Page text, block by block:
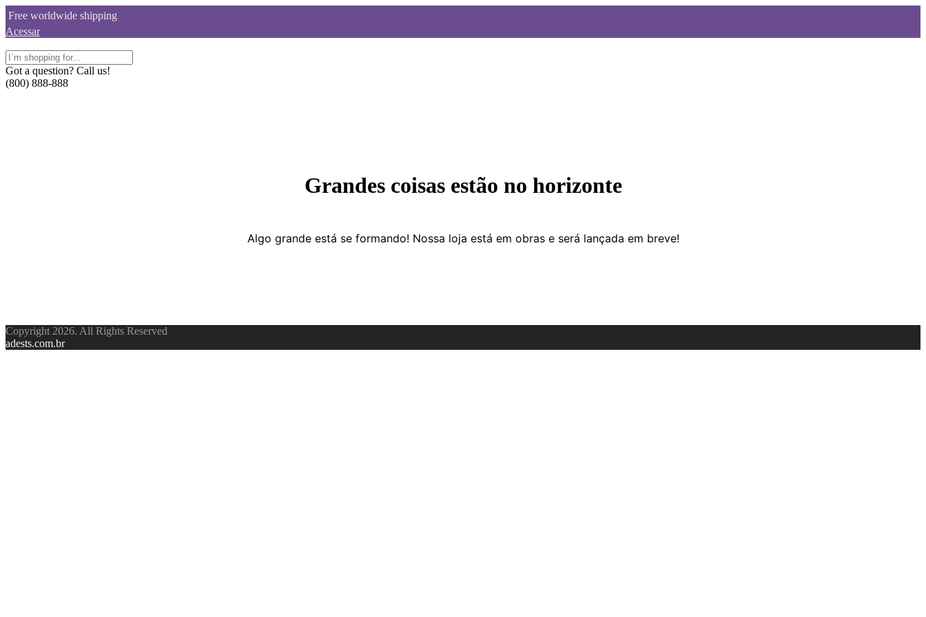
Skip
to
content
Free worldwide shipping
Acessar
Got a question? Call us!
(800) 888-888
Grandes coisas estão no horizonte
Algo grande está se formando! Nossa loja está em obras e será lançada em breve!
Copyright 2026. All Rights Reserved
adests.com.br